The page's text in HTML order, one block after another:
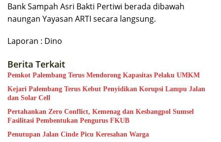
Bank Sampah Asri Bakti Pertiwi berada dibawah
naungan Yayasan ARTI secara langsung.
Laporan : Dino
Berita Terkait
Pemkot Palembang Terus Mendorong Kapasitas Pelaku UMKM
Kejari Palembang Terus Kebut Penyidikan Korupsi Lampu Jalan
dan Solar Cell
Pertahankan Zero Conflict, Kemenag dan Kesbangpol Sumsel
Fasilitasi Pembentukan Pengurus FKUB
Penutupan Jalan Cinde Picu Keresahan Warga